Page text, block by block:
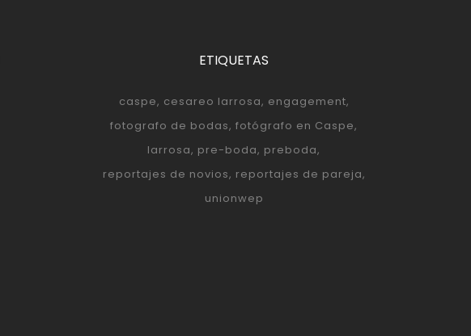
ETIQUETAS
caspe cesareo larrosa engagement
fotografo de bodas fotógrafo en Caspe
larrosa pre-boda preboda
reportajes de novios reportajes de pareja
unionwep